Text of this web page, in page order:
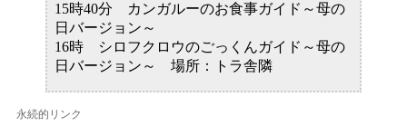
15時40分 カンガルーのお食事ガイド～母の
日バージョン～
16時 シロフクロウのごっくんガイド～母の
日バージョン～ 場所：トラ舎隣
永続的リンク